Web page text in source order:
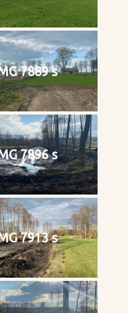
7889 s
7896 s
7913 s